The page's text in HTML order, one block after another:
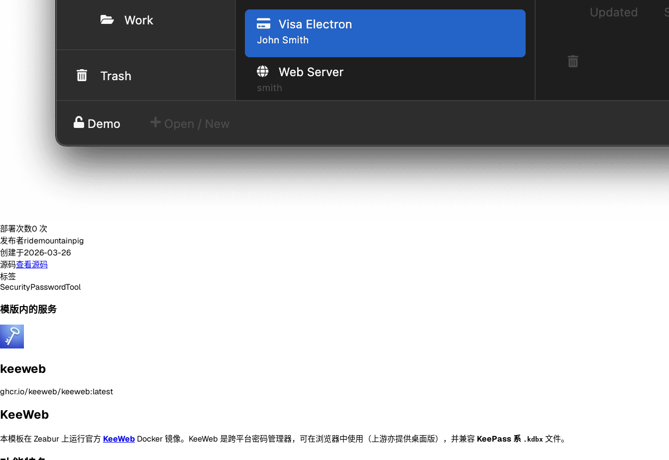
部署次数0 次
发布者ridemountainpig
创建于2026-03-26
源码查看源码
标签
SecurityPasswordTool
模版内的服务
keeweb
ghcr.io/keeweb/keeweb:latest
KeeWeb
本模板在 Zeabur 上运行官方 KeeWeb Docker 镜像。KeeWeb 是跨平台密码管理器，可在浏览器中使用（上游亦提供桌面版），并兼容 KeePass 系 .kdbx 文件。